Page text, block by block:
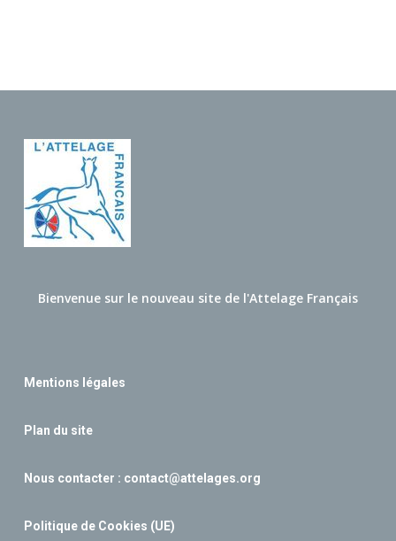
Bienvenue sur le nouveau site de l'Attelage Français
Mentions légales
Plan du site
Nous contacter : contact@attelages.org
Politique de Cookies (UE)